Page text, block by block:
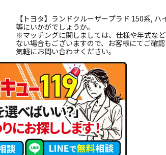
【トヨタ】ランドクルーザープラド 150系,
等にいかがでしょうか。
※マッチングに関しましては、仕様や年式な
ない場合もございますので、お客様にてご確
気軽にお問い合わせください。